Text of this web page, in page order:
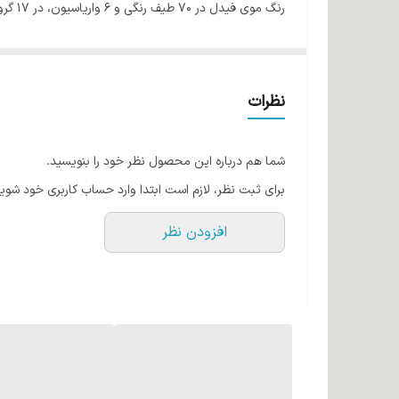
رنگ موی فیدل در 70 طیف رنگی و 6 واریاسیون، در 17 گروه عرضه می شود.
نظرات
شما هم درباره این محصول نظر خود را بنویسید.
برای ثبت نظر، لازم است ابتدا وارد حساب کاربری خود
افزودن نظر